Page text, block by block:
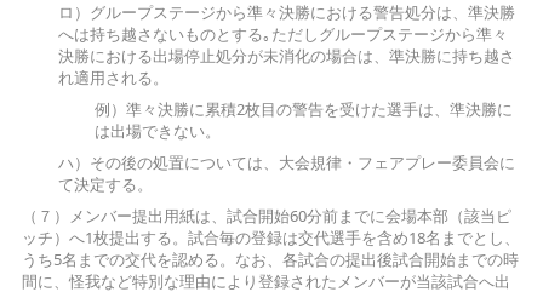
ロ）グループステージから準々決勝における警告処分は、準決勝
へは持ち越さないものとする｡ただしグループステージから準々
決勝における出場停止処分が未消化の場合は、準決勝に持ち越さ
れ適用される。
例）準々決勝に累積2枚目の警告を受けた選手は、準決勝に
は出場できない。
ハ）その後の処置については、大会規律・フェアプレー委員会に
て決定する。
（７）メンバー提出用紙は、試合開始60分前までに会場本部（該当ピ
ッチ）へ1枚提出する。試合毎の登録は交代選手を含め18名までとし、
うち5名までの交代を認める。なお、各試合の提出後試合開始までの時
間に、怪我など特別な理由により登録されたメンバーが当該試合へ出